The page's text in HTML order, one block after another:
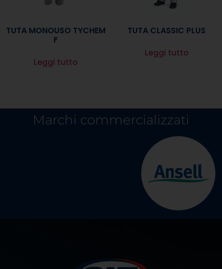
TUTA MONOUSO TYCHEM
F
Leggi tutto
TUTA CLASSIC PLUS
Leggi tutto
Marchi commercializzati